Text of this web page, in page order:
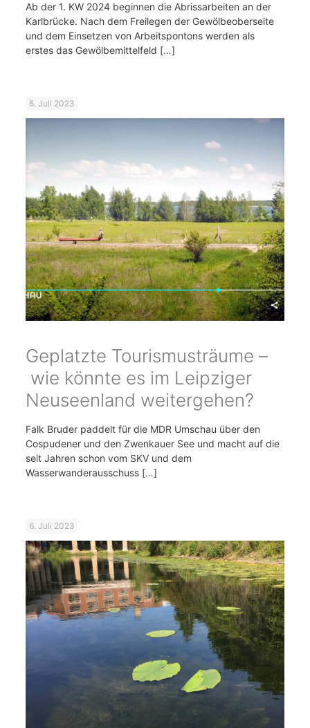
Ab der 1. KW 2024 beginnen die Abrissarbeiten an der
Karlbrücke. Nach dem Freilegen der Gewölbeoberseite
und dem Einsetzen von Arbeitspontons werden als
erstes das Gewölbemittelfeld […]
6. Juli 2023
Geplatzte Tourismusträume –
wie könnte es im Leipziger
Neuseenland weitergehen?
Falk Bruder paddelt für die MDR Umschau über den
Cospudener und den Zwenkauer See und macht auf die
seit Jahren schon vom SKV und dem
Wasserwanderausschuss[…]
6. Juli 2023